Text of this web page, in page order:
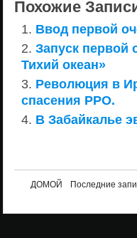
Похожие
Ввод первой
Запуск первой
Тихий океан»
Революция в
спасения РРО.
В Забайкалье
ДОМОЙ Последние